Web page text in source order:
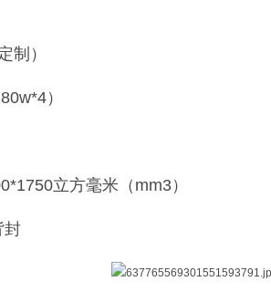
制）
）
立方毫米（mm3）
封